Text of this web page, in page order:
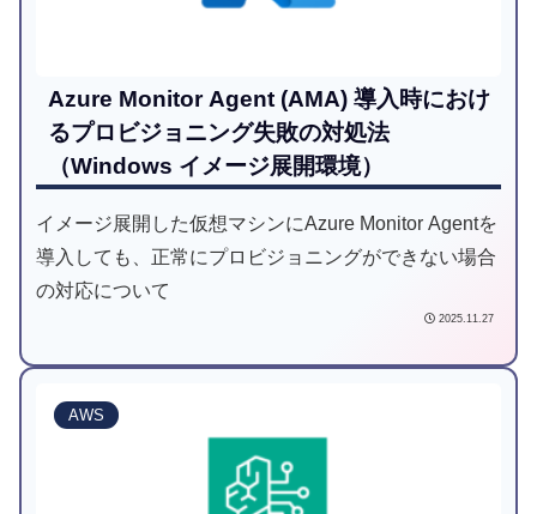
Azure Monitor Agent (AMA) 導入時におけ
るプロビジョニング失敗の対処法
（Windows イメージ展開環境）
イメージ展開した仮想マシンにAzure Monitor Agentを
導入しても、正常にプロビジョニングができない場合
の対応について
2025.11.27
AWS